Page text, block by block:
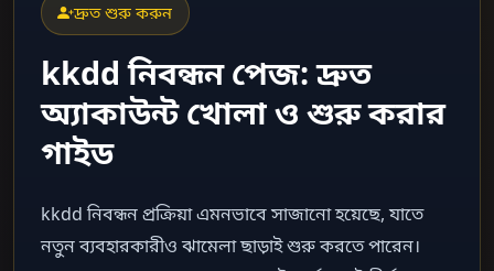
দ্রুত শুরু করুন
kkdd নিবন্ধন পেজ: দ্রুত
অ্যাকাউন্ট খোলা ও শুরু করার
গাইড
kkdd নিবন্ধন প্রক্রিয়া এমনভাবে সাজানো হয়েছে, যাতে
নতুন ব্যবহারকারীও ঝামেলা ছাড়াই শুরু করতে পারেন।